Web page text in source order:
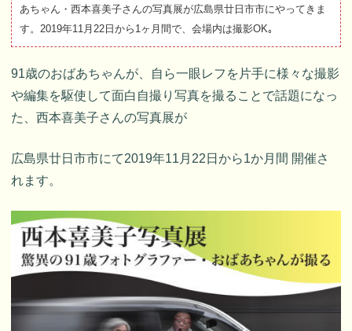
あちゃん・西本喜美子さんの写真展が広島県廿日市市にやってきま
す。2019年11月22日から1ヶ月間で、会場内は撮影OK｡
91歳のおばあちゃんが、自ら一眼レフを片手に様々な撮影
や編集を駆使して面白自撮り写真を撮ることで話題になっ
た、西本喜美子さんの写真展が
広島県廿日市市にて2019年11月22日から1か月間 開催さ
れます。